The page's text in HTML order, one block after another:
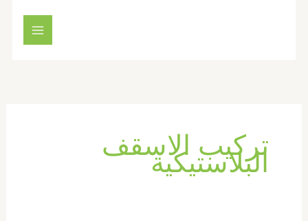
تركيب الاسقف
البلاستيكية